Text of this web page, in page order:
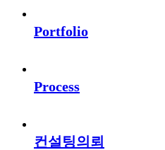
Portfolio
Process
컨설팅의뢰